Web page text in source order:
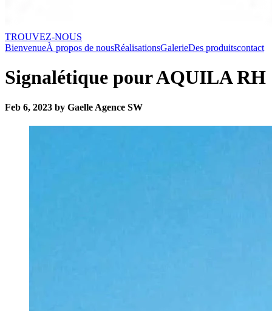
TROUVEZ-NOUS
BienvenueÀ propos de nousRéalisationsGalerieDes produitscontact
Signalétique pour AQUILA RH
Feb 6, 2023 by Gaelle Agence SW